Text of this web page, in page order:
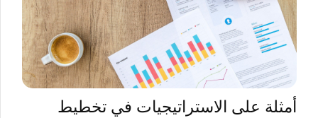
أمثلة على الاستراتيجيات في تخطيط